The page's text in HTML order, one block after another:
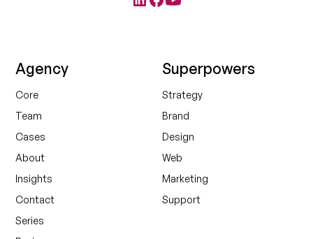
Agency
Core
Team
Cases
About
Insights
Contact
Series
Superpowers
Strategy
Brand
Design
Web
Marketing
Support